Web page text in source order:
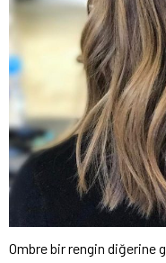
Ombre bir rengin diğerine